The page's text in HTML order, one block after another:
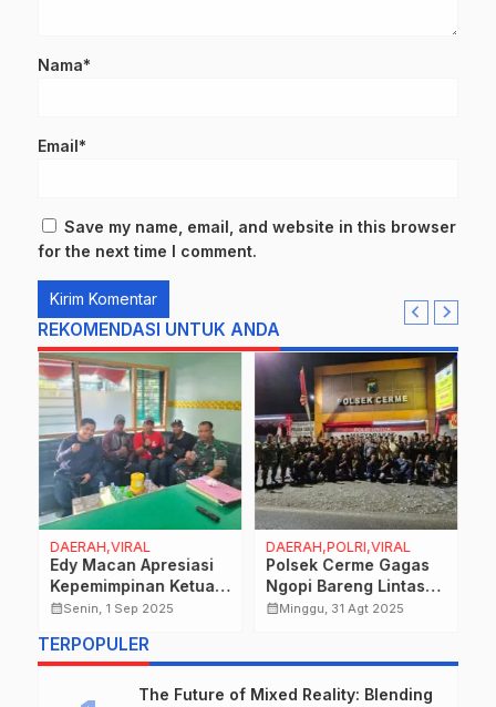
Nama*
Email*
Save my name, email, and website in this browser
for the next time I comment.
REKOMENDASI UNTUK ANDA
DAERAH,VIRAL
Edy Macan Apresiasi
Kepemimpinan Ketua
Madas DPAC Rungkut
Tiga Pilar.
calendar_monthSenin, 1 Sep 2025
DAERAH,POLRI,VIRAL
Polsek Cerme Gagas
Ngopi Bareng Lintas
Organisasi, Jaga
calendar_monthMinggu, 31 Agt 2025
TERPOPULER
The Future of Mixed Reality: Blending